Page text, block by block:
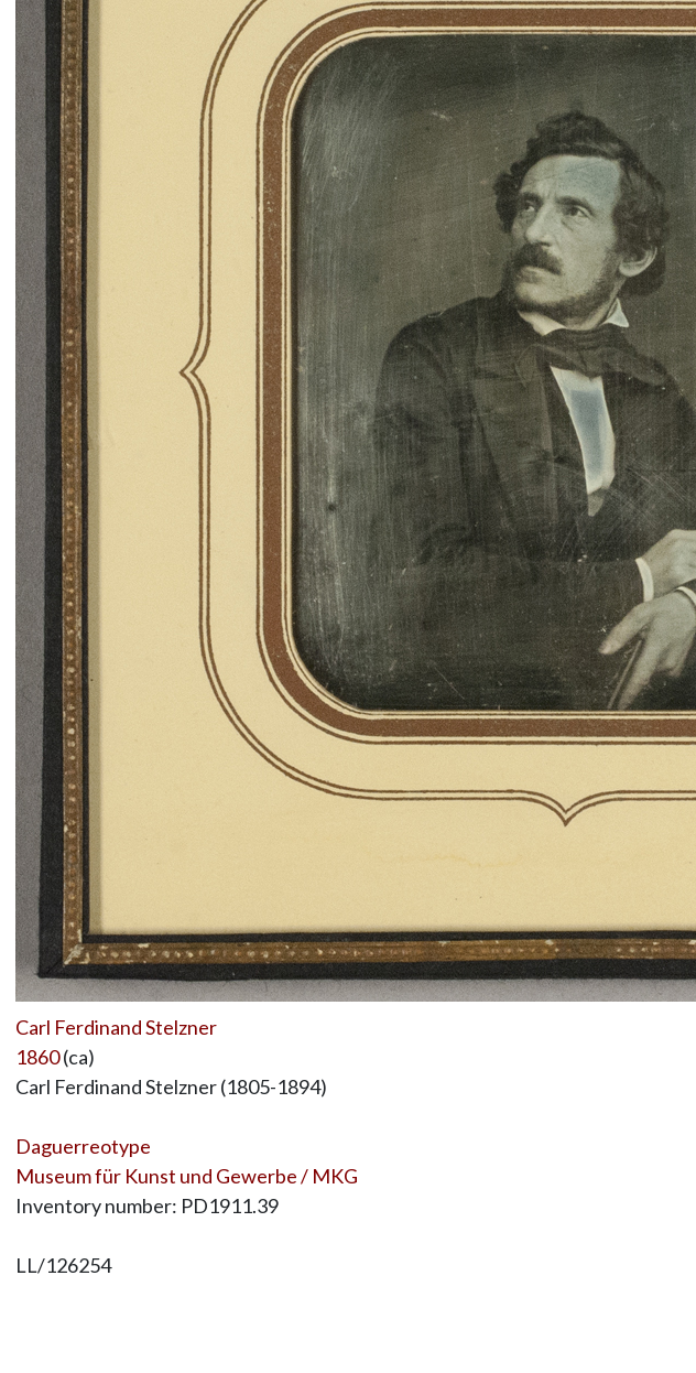
Carl Ferdinand Stelzner
1860(ca)
Carl Ferdinand Stelzner (1805-1894)
Daguerreotype
Museum für Kunst und Gewerbe / MKG
Inventory number: PD1911.39
LL/126254